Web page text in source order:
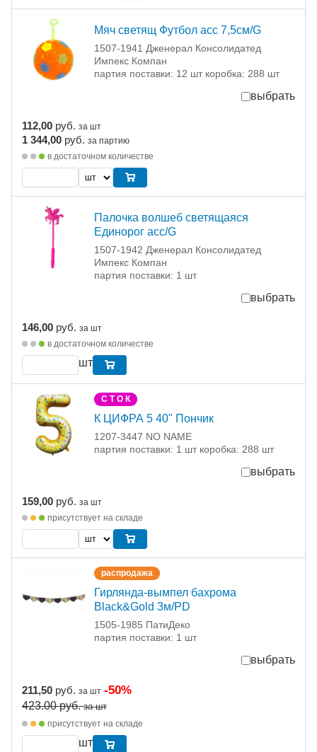
Мяч светящ Футбол асс 7,5см/G
1507-1941 Дженерал Консолидатед
Импекс Компан
партия поставки: 12 шт коробка: 288 шт
выбрать
112,00 руб. за шт
1 344,00 руб. за партию
в достаточном количестве
Палочка волшеб светящаяся
Единорог асс/G
1507-1942 Дженерал Консолидатед
Импекс Компан
партия поставки: 1 шт
выбрать
146,00 руб. за шт
в достаточном количестве
шт
С Т О К
К ЦИФРА 5 40" Пончик
1207-3447 NO NAME
партия поставки: 1 шт коробка: 288 шт
выбрать
159,00 руб. за шт
присутствует на складе
распродажа
Гирлянда-вымпел бахрома
Black&Gold 3м/PD
1505-1985 ПатиДеко
партия поставки: 1 шт
выбрать
211,50 руб. за шт -50%
423.00руб. за шт
присутствует на складе
шт